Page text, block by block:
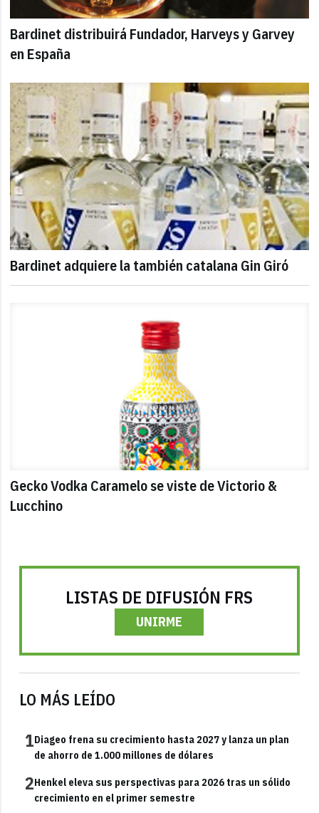
Bardinet distribuirá Fundador, Harveys y Garvey
en España
Bardinet adquiere la también catalana Gin Giró
Gecko Vodka Caramelo se viste de Victorio &
Lucchino
LISTAS DE DIFUSIÓN FRS
UNIRME
LO MÁS LEÍDO
1Diageo frena su crecimiento hasta 2027 y lanza un plan
de ahorro de 1.000 millones de dólares
2Henkel eleva sus perspectivas para 2026 tras un sólido
crecimiento en el primer semestre